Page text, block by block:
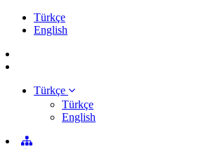
Türkçe
English
Türkçe
Türkçe
English